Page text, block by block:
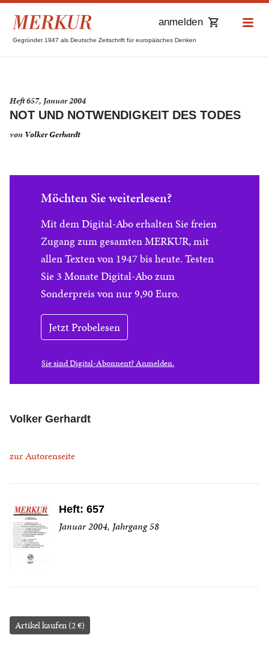
Gegründet 1947 als Deutsche Zeitschrift für europäisches Denken
anmelden
Heft 657, Januar 2004
NOT UND NOTWENDIGKEIT DES TODES
von Volker Gerhardt
Möchten Sie weiterlesen?
Mit dem Digital-Abo erhalten Sie freien
Zugang zum gesamten MERKUR, mit
allen Texten von 1947 bis heute. Testen
Sie 3 Monate Digital-Abo zum
Sonderpreis von nur 9,90 Euro.
Jetzt Probelesen
Sie sind Digital-Abonnent? Anmelden.
Volker Gerhardt
zur Autorenseite
Heft: 657
Januar 2004, Jahrgang 58
Artikel kaufen (2 €)